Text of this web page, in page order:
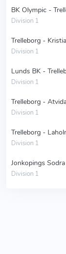
BK Olympic -
Division 1
Trelleborg -
Division 1
Lunds BK -
Division 1
Trelleborg -
Division 1
Trelleborg -
Division 1
Jonkopings
Division 1